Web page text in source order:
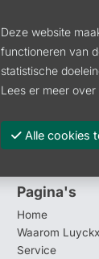
2066.12
Pagina's
Home
Waarom Luyckx
Service
Deze website
functioneren van
statistische
Lees er meer over
Alle